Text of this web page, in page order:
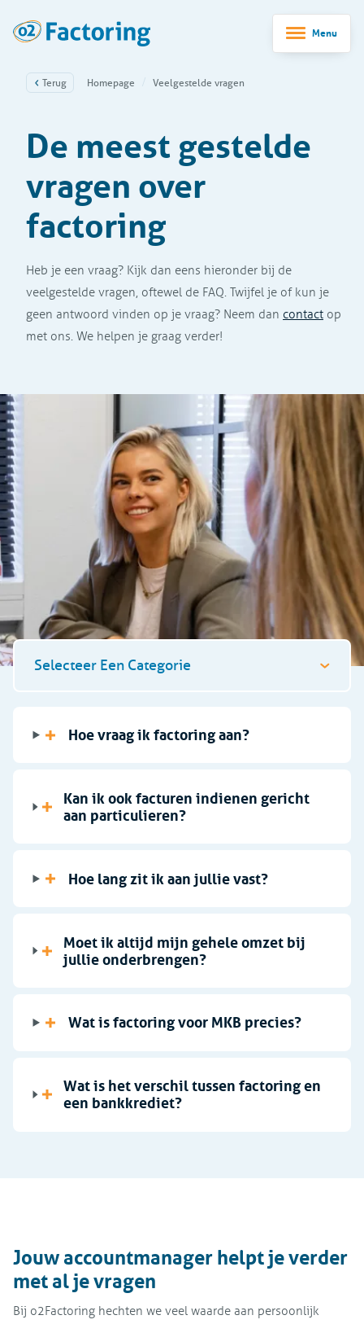
Menu
Terug Homepage Veelgestelde vragen
De meest gestelde
vragen over
factoring
Heb je een vraag? Kijk dan eens hieronder bij de
veelgestelde vragen, oftewel de FAQ. Twijfel je of kun je
geen antwoord vinden op je vraag? Neem dan contact op
met ons. We helpen je graag verder!
Selecteer Een Categorie
Algemeen
Kredietverzekering
Debiteurenbeheer
Bankafschriften Downloaden
Hoe vraag ik factoring aan?
Kan ik ook facturen indienen gericht
aan particulieren?
Hoe lang zit ik aan jullie vast?
Moet ik altijd mijn gehele omzet bij
jullie onderbrengen?
Wat is factoring voor MKB precies?
Wat is het verschil tussen factoring en
een bankkrediet?
Jouw accountmanager helpt je verder
met al je vragen
Bij o2Factoring hechten we veel waarde aan persoonlijk